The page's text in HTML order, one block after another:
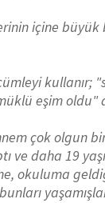
içine
kullanır;
eşim oldu"
çok olgun
ve daha 19
okuluma